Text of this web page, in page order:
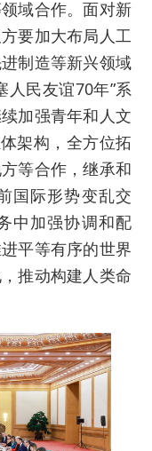
域合作。面对新
要加大布局人工
制造等新兴领域
人民友谊70年”系
加强青年和人文
架构，全方位拓
等合作，继承和
国际形势变乱交
中加强协调和配
平等有序的世界
推动构建人类命